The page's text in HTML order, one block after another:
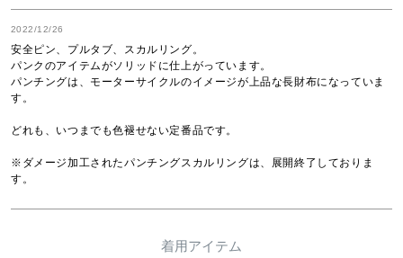
2022/12/26
安全ピン、プルタブ、スカルリング。
パンクのアイテムがソリッドに仕上がっています。
パンチングは、モーターサイクルのイメージが上品な長財布になっていま
す。
どれも、いつまでも色褪せない定番品です。
※ダメージ加工されたパンチングスカルリングは、展開終了しておりま
す。
着用アイテム